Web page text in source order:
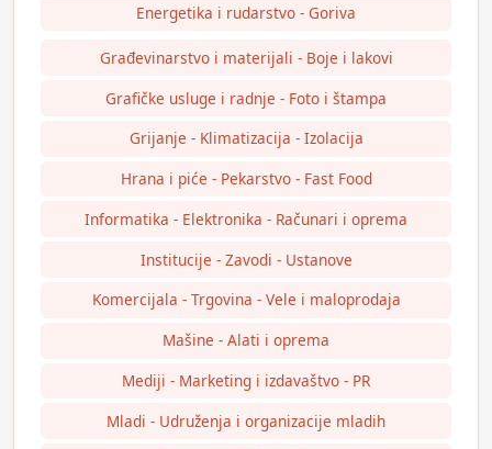
Energetika i rudarstvo - Goriva
Građevinarstvo i materijali - Boje i lakovi
Grafičke usluge i radnje - Foto i štampa
Grijanje - Klimatizacija - Izolacija
Hrana i piće - Pekarstvo - Fast Food
Informatika - Elektronika - Računari i oprema
Institucije - Zavodi - Ustanove
Komercijala - Trgovina - Vele i maloprodaja
Mašine - Alati i oprema
Mediji - Marketing i izdavaštvo - PR
Mladi - Udruženja i organizacije mladih